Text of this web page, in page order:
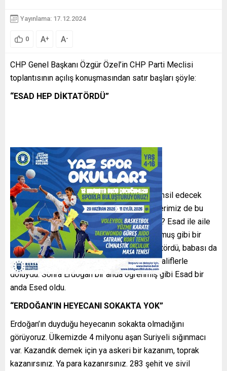
Yayınlama: 17.12.2024
0 A+ A-
CHP Genel Başkanı Özgür Özel’in CHP Parti Meclisi
toplantısının açılış konuşmasından satır başları şöyle:
“ESAD HEP DİKTATÖRDÜ”
Suriye’de tüm etnik ve mezhebi grupları temsil edecek
demokratik bir rejimi öneriyoruz. Esad’a önerimiz de bu
yöndeydi. Erdoğan ne yapıyordu o sıralarda? Esad ile aile
tatiline gidiyordu. Sonra bir anda diktatör olmuş gibi bir
illüzyon yaratıldı Türkiye’de. Esad hep diktatördü, babası da
diktatördü. O hapishaneler yıllardır hep muhaliflerle
doluydu. Sonra Erdoğan bir anda öğrenmiş gibi Esad bir
anda Esed oldu.
“ERDOĞAN’IN HEYECANI SOKAKTA YOK”
Erdoğan’ın duyduğu heyecanın sokakta olmadığını
görüyoruz. Ülkemizde 4 milyonu aşan Suriyeli sığınmacı
var. Kazandık demek için ya askeri bir kazanım, toprak
kazanırsınız. Ya para kazanırsınız. 283 şehit ve sivil